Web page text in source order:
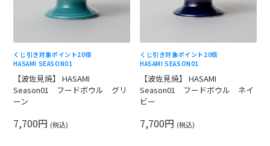
くじ引き対象ポイント20倍
HASAMI SEASON01
【波佐見焼】 HASAMI
Season01 フードボウル グリ
ーン
7,700円 (税込)
くじ引き対象ポイント20倍
HASAMI SEASON01
【波佐見焼】 HASAMI
Season01 フードボウル ネイ
ビー
7,700円 (税込)